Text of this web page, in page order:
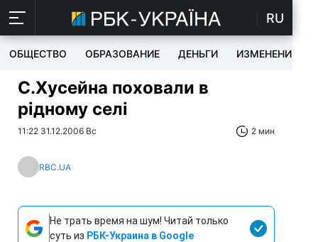
RU
ОБЩЕСТВО ОБРАЗОВАНИЕ ДЕНЬГИ ИЗМЕНЕНИЯ
С.Хусейна поховали в
рідному селі
11:22 31.12.2006 Вс 2 мин
RBC.UA
Не трать время на шум! Читай только
суть из РБК-Украина в Google